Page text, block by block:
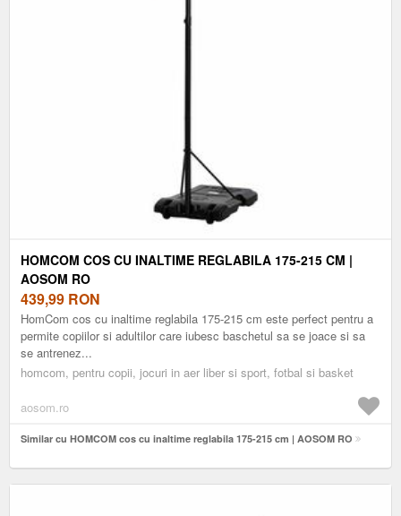
HOMCOM COS CU INALTIME REGLABILA 175-215 CM |
AOSOM RO
439,99 RON
HomCom cos cu inaltime reglabila 175-215 cm este perfect pentru a
permite copiilor si adultilor care iubesc baschetul sa se joace si sa
se antrenez...
homcom, pentru copii, jocuri in aer liber si sport, fotbal si basket
aosom.ro
Similar cu HOMCOM cos cu inaltime reglabila 175-215 cm | AOSOM RO